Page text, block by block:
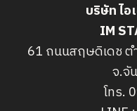
บริษัท ไ
IM
61 ถนนสฤษดิเดช ต
จ.จั
โทร.